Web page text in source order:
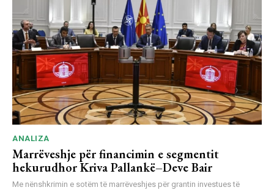
ANALIZA
Marrëveshje për financimin e segmentit
hekurudhor Kriva Pallankë–Deve Bair
Me nënshkrimin e sotëm të marrëveshjes për grantin investues të